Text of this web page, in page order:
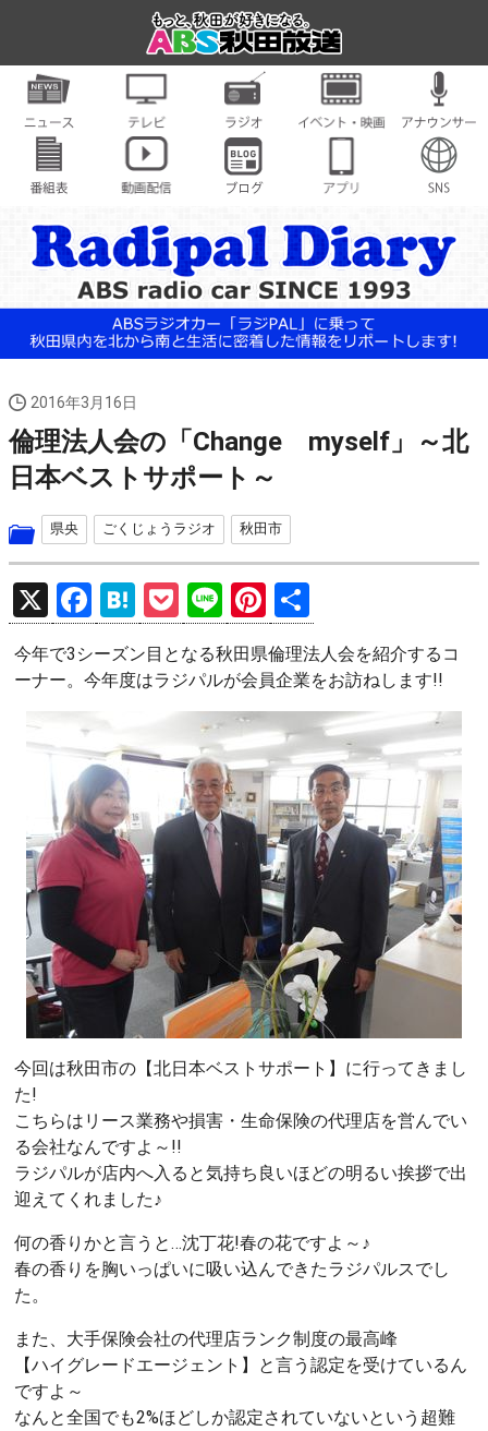
2016年3月16日
倫理法人会の「Change myself」～北
日本ベストサポート～
県央 ごくじょうラジオ 秋田市
X
F
a
ce
o
k
H
at
e
a
P
o
ck
et
Li
n
e
Pi
nt
er
es
t
有
今年で3シーズン目となる秋田県倫理法人会を紹介するコ
ーナー。今年度はラジパルが会員企業をお訪ねします!!
今回は秋田市の【北日本ベストサポート】に行ってきまし
た!
こちらはリース業務や損害・生命保険の代理店を営んでい
る会社なんですよ～!!
ラジパルが店内へ入ると気持ち良いほどの明るい挨拶で出
迎えてくれました♪
何の香りかと言うと…沈丁花!春の花ですよ～♪
春の香りを胸いっぱいに吸い込んできたラジパルスでし
た。
また、大手保険会社の代理店ランク制度の最高峰
【ハイグレードエージェント】と言う認定を受けているん
ですよ～
なんと全国でも2%ほどしか認定されていないという超難